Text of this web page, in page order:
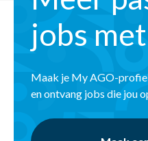
jobs
Maak je My AGO-
en ontvang jobs die jou